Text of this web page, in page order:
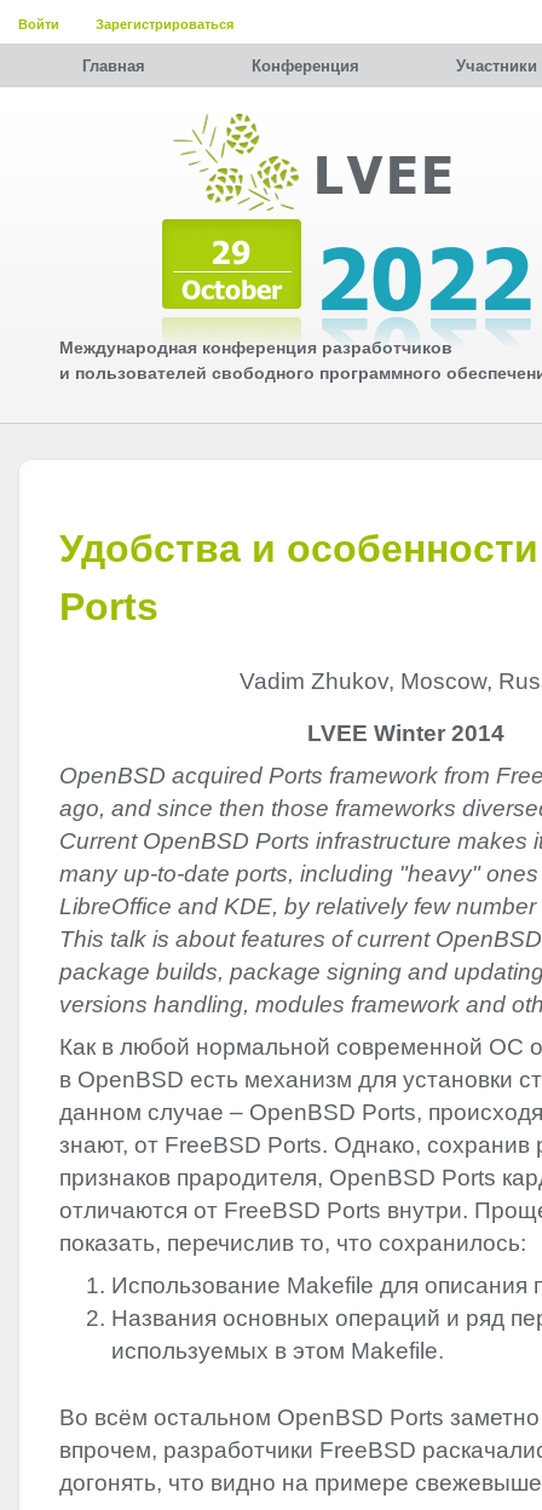
Войти Зарегистрироваться
Главная Конференция Участники
Международная конференция разработчиков
и пользователей свободного программного
Удобства и
Ports
Vadim Zhukov, Moscow,
LVEE Winter 2014
OpenBSD acquired Ports framework from
ago, and since then those frameworks
Current OpenBSD Ports infrastructure makes
many up-to-date ports, including "heavy"
LibreOffice and KDE, by relatively few
This talk is about features of current
package builds, package signing and
versions handling, modules framework and
Как в любой нормальной современной ОС
в OpenBSD есть механизм для установки
данном случае – OpenBSD Ports,
знают, от FreeBSD Ports. Однако, сохранив
признаков прародителя, OpenBSD Ports
отличаются от FreeBSD Ports внутри.
показать, перечислив то, что сохранилось:
Использование Makefile для описания
Названия основных операций и ряд
используемых в этом Makefile.
Во всём остальном OpenBSD Ports
впрочем, разработчики FreeBSD
догонять, что видно на примере